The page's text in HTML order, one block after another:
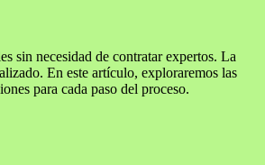
sin necesidad de contratar expertos. La
En este artículo, exploraremos las
para cada paso del proceso.